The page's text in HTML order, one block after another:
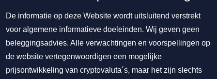
De informatie op deze Website wordt uitsluitend verstrekt
voor algemene informatieve doeleinden. Wij geven geen
beleggingsadvies. Alle verwachtingen en voorspellingen op
de website vertegenwoordigen een mogelijke
prijsontwikkeling van cryptovaluta´s, maar het zijn slechts